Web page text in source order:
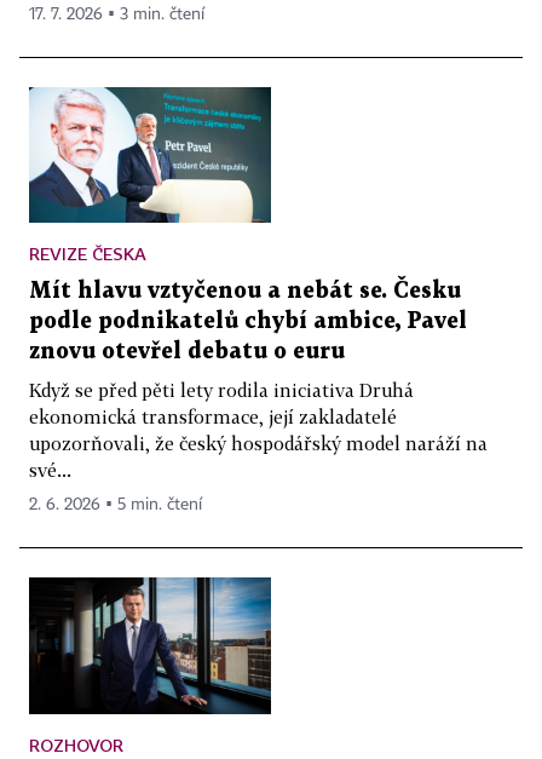
17. 7. 2026 ▪ 3 min. čtení
REVIZE ČESKA
Mít hlavu vztyčenou a nebát se. Česku
podle podnikatelů chybí ambice, Pavel
znovu otevřel debatu o euru
Když se před pěti lety rodila iniciativa Druhá
ekonomická transformace, její zakladatelé
upozorňovali, že český hospodářský model naráží na
své...
2. 6. 2026 ▪ 5 min. čtení
ROZHOVOR